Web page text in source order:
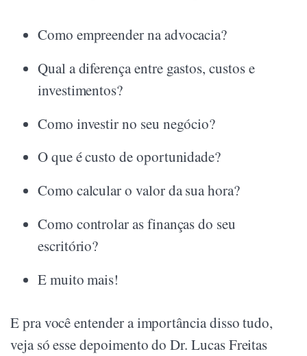
Como empreender na advocacia?
Qual a diferença entre gastos, custos e
investimentos?
Como investir no seu negócio?
O que é custo de oportunidade?
Como calcular o valor da sua hora?
Como controlar as finanças do seu
escritório?
E muito mais!
E pra você entender a importância disso tudo,
veja só esse depoimento do Dr. Lucas Freitas